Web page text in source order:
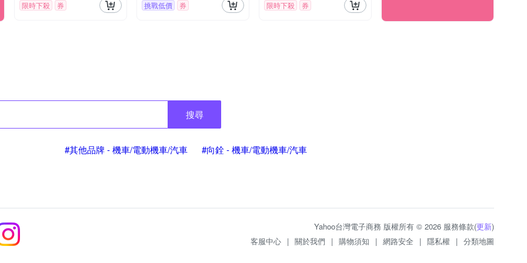
限時下殺 券 挑戰低價 券 限時下殺 券
搜尋
#其他品牌 - 機車/電動機車/汽車 #向銓 - 機車/電動機車/汽車
Yahoo台灣電子商務 版權所有 © 2026 服務條款(更新)
客服中心 | 關於我們 | 購物須知 | 網路安全 | 隱私權 | 分類地圖